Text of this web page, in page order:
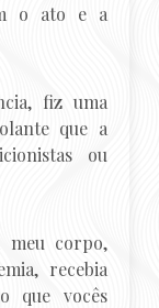
o ato e a
fiz uma
que a
ou
meu corpo,
recebia
que vocês